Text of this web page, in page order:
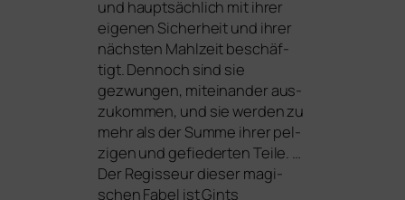
und haupt­säch­lich mit ihrer
eige­nen Sicherheit und ihrer
nächs­ten Mahlzeit beschäf­
tigt. Dennoch sind sie
gezwun­gen, mit­ein­an­der aus­
zu­kom­men, und sie wer­den zu
mehr als der Summe ihrer pel­
zi­gen und gefie­der­ten Teile. …
Der Regisseur die­ser magi­
schen Fabel ist Gints